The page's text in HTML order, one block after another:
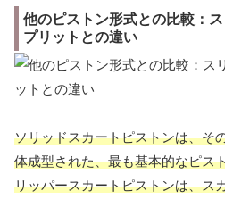
他のピストン形式との比較：
プリットとの違い
ソリッドスカートピストンは、そ
体成型された、最も基本的なピス
リッパースカートピストンは、ス